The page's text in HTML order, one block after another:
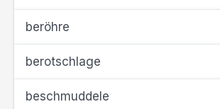
beröhre
berotschlage
beschmuddele